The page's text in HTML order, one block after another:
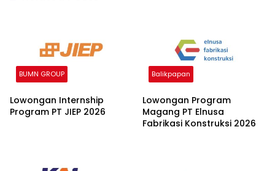
BUMN GROUP
Lowongan Internship
Program PT JIEP 2026
Balikpapan
Lowongan Program
Magang PT Elnusa
Fabrikasi Konstruksi 2026